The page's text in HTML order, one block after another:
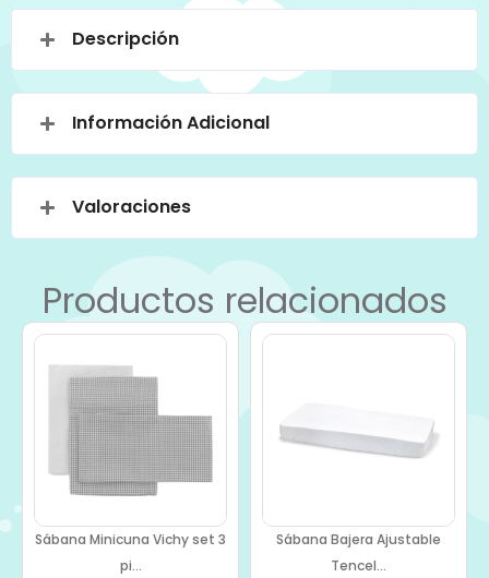
Descripción
Información Adicional
Valoraciones
Productos relacionados
Sábana Minicuna Vichy set 3
pi...
Sábana Bajera Ajustable
Tencel...